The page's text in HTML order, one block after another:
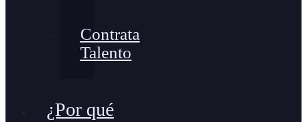
Contrata
Talento
¿Por qué